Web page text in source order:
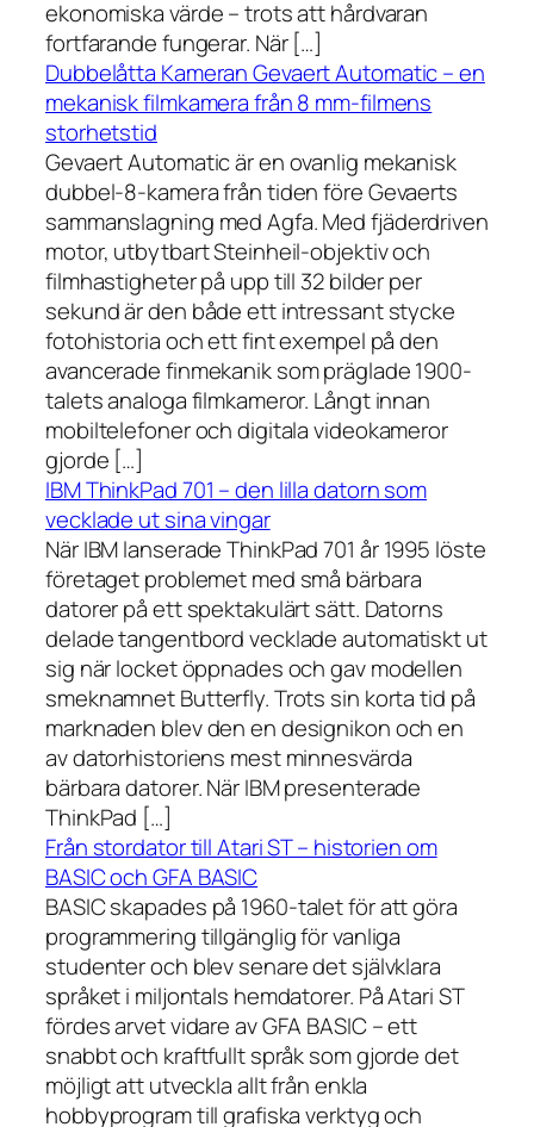
ekonomiska värde – trots att hårdvaran
fortfarande fungerar. När […]
Dubbelåtta Kameran Gevaert Automatic – en
mekanisk filmkamera från 8 mm-filmens
storhetstid
Gevaert Automatic är en ovanlig mekanisk
dubbel-8-kamera från tiden före Gevaerts
sammanslagning med Agfa. Med fjäderdriven
motor, utbytbart Steinheil-objektiv och
filmhastigheter på upp till 32 bilder per
sekund är den både ett intressant stycke
fotohistoria och ett fint exempel på den
avancerade finmekanik som präglade 1900-
talets analoga filmkameror. Långt innan
mobiltelefoner och digitala videokameror
gjorde […]
IBM ThinkPad 701 – den lilla datorn som
vecklade ut sina vingar
När IBM lanserade ThinkPad 701 år 1995 löste
företaget problemet med små bärbara
datorer på ett spektakulärt sätt. Datorns
delade tangentbord vecklade automatiskt ut
sig när locket öppnades och gav modellen
smeknamnet Butterfly. Trots sin korta tid på
marknaden blev den en designikon och en
av datorhistoriens mest minnesvärda
bärbara datorer. När IBM presenterade
ThinkPad […]
Från stordator till Atari ST – historien om
BASIC och GFA BASIC
BASIC skapades på 1960-talet för att göra
programmering tillgänglig för vanliga
studenter och blev senare det självklara
språket i miljontals hemdatorer. På Atari ST
fördes arvet vidare av GFA BASIC – ett
snabbt och kraftfullt språk som gjorde det
möjligt att utveckla allt från enkla
hobbyprogram till grafiska verktyg och